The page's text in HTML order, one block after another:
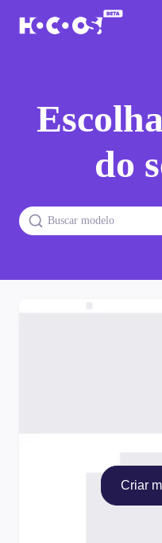
do
Criar